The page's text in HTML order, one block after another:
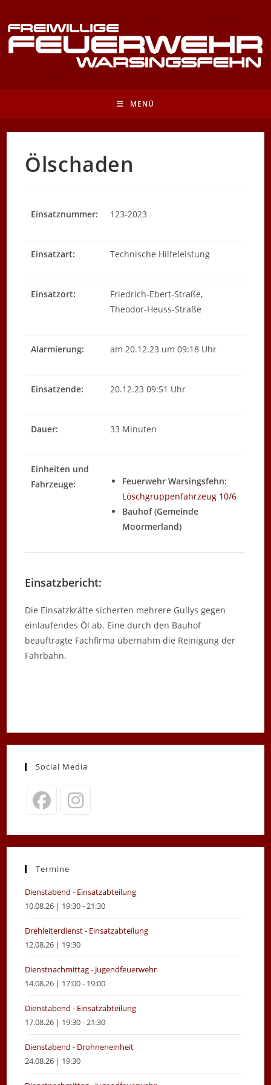
Inhalt
springen
MENÜ
Ölschaden
Einsatznummer: 123-2023
Einsatzart: Technische Hilfeleistung
Einsatzort:
Friedrich-Ebert-Straße,
Theodor-Heuss-Straße
Alarmierung: am 20.12.23 um 09:18 Uhr
Einsatzende: 20.12.23 09:51 Uhr
Dauer: 33 Minuten
Einheiten und
Fahrzeuge:
Feuerwehr Warsingsfehn:
Löschgruppenfahrzeug 10/6
Bauhof (Gemeinde
Moormerland)
Einsatzbericht:
Die Einsatzkräfte sicherten mehrere Gullys gegen
einlaufendes Öl ab. Eine durch den Bauhof
beauftragte Fachfirma übernahm die Reinigung der
Fahrbahn.
Social Media
in
new
in
new
Termine
Dienstabend - Einsatzabteilung
10.08.26 | 19:30 - 21:30
Drehleiterdienst - Einsatzabteilung
12.08.26 | 19:30
Dienstnachmittag - Jugendfeuerwehr
14.08.26 | 17:00 - 19:00
Dienstabend - Einsatzabteilung
17.08.26 | 19:30 - 21:30
Dienstabend - Drohneneinheit
24.08.26 | 19:30